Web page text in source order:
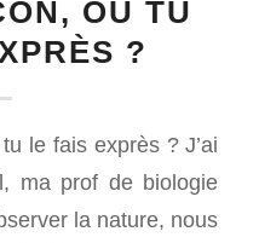
OU TU
?
le fais exprès ? J’ai
ma prof de biologie
la nature, nous